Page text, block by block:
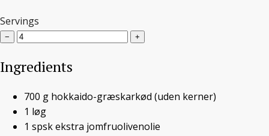
Vegansk
hokkaidosuppe med
sesamkål
Servings
− +
Ingredients
700 g hokkaido-græskarkød (uden kerner)
1 løg
1 spskekstra jomfruolivenolie